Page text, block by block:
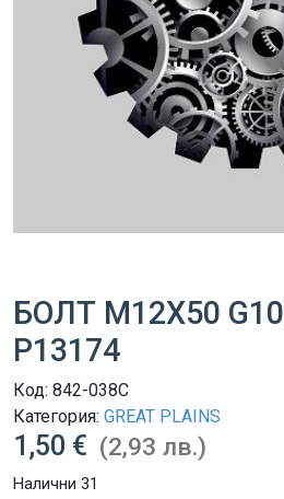
БОЛТ M12X50
P13174
Код: 842-038C
Категория: GREAT PLAINS
1,50 € (2,93 лв.)
Налични 31